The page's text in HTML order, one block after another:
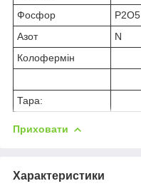
Фосфор
P2O5
Азот
N
Колофермін
Тара:
Приховати
Характеристики